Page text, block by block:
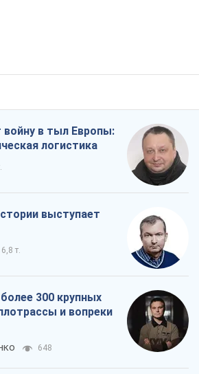
войну в тыл Европы:
логистика
выступает
6,8 т.
300 крупных
и вопреки
648